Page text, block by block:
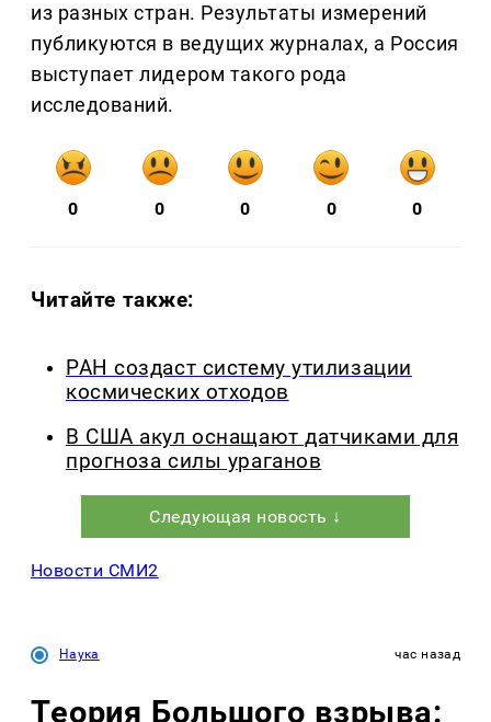
из разных стран. Результаты измерений
публикуются в ведущих журналах, а Россия
выступает лидером такого рода
исследований.
0 0 0 0 0
Читайте также:
РАН создаст систему утилизации
космических отходов
В США акул оснащают датчиками для
прогноза силы ураганов
Следующая новость ↓
Новости СМИ2
Наука час назад
Теория Большого взрыва: